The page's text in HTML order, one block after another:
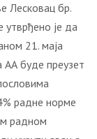
Лесковац бр.
је да
21. маја
АА буде преузет
радне норме
радном